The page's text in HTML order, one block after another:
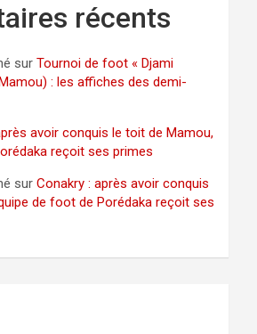
récents
surTournoi de foot « Djami
: les affiches des demi-
avoir conquis le toit de Mamou,
reçoit ses primes
surConakry : après avoir conquis
de foot de Porédaka reçoit ses